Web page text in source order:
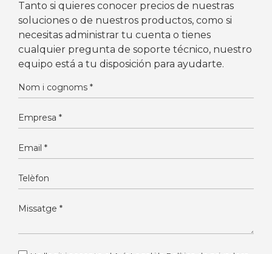
Tanto si quieres conocer precios de nuestras
soluciones o de nuestros productos, como si
necesitas administrar tu cuenta o tienes
cualquier pregunta de soporte técnico, nuestro
equipo está a tu disposición para ayudarte.